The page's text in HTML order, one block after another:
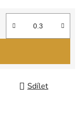
Sdílet